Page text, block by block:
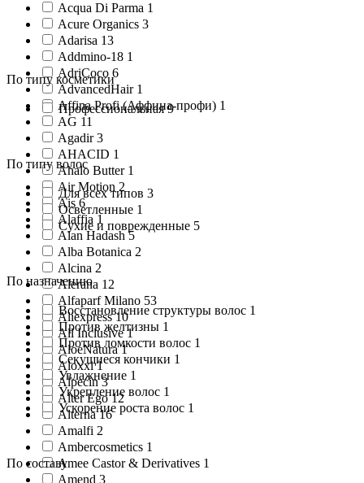
Acqua Di Parma 1
Acure Organics 3
Adarisa 13
Addmino-18 1
AdriCoco 6
AdvancedHair 1
Affina Profi (Аффина-профи) 1
AG 11
Agadir 3
AHACID 1
Ahalo Butter 1
Air Motion 2
Ais 6
Alaffia 1
Alan Hadash 5
Alba Botanica 2
Alcina 2
Alerana 12
Alfaparf Milano 53
Aliexpress 10
All Inclusive 1
AloeNatura 1
Aloxxi 1
Alpecin 3
Alter Ego 12
Alterna 16
Amalfi 2
Ambercosmetics 1
Amee Castor & Derivatives 1
Amend 3
По типу косметики
Профессиональная 9
По типу волос
Для всех типов 3
Осветленные 1
Сухие и поврежденные 5
По назначению
Восстановление структуры волос 1
Против желтизны 1
Против ломкости волос 1
Секущиеся кончики 1
Увлажнение 1
Укрепление волос 1
Ускорение роста волос 1
По составу